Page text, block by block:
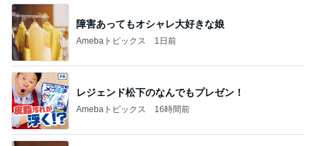
障害あってもオシャレ大好きな娘
Amebaトピックス 1日前
レジェンド松下のなんでもプレゼン！
Amebaトピックス 16時間前